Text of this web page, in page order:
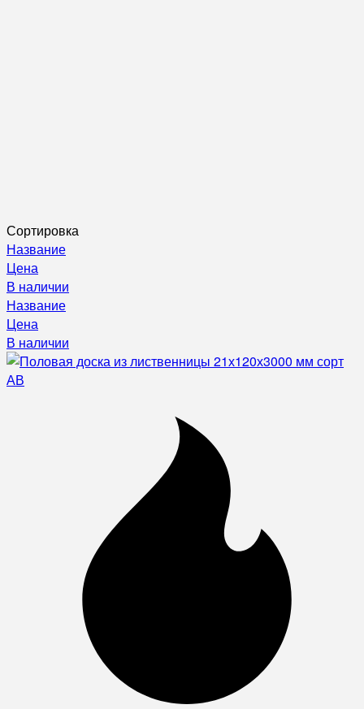
Сортировка
Название
Цена
В наличии
Название
Цена
В наличии